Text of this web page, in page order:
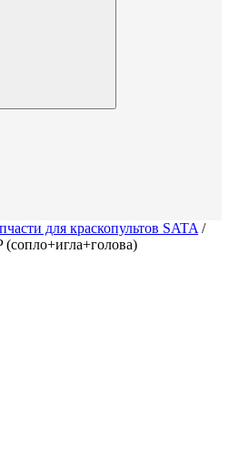
для краскопультов SATA /